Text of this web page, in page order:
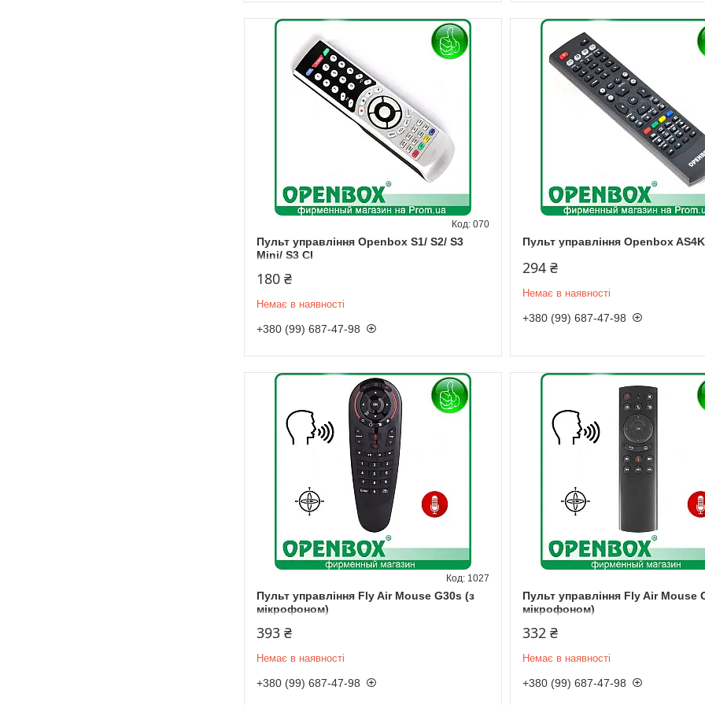
Пульт управління Openbox S1/ S2/ S3
Mini/ S3 CI
070
180 ₴
Немає в наявності
+380 (99) 687-47-98
Пульт управління Openbox AS4K
294 ₴
Немає в наявності
+380 (99) 687-47-98
Пульт управління Fly Air Mouse G30s (з
мікрофоном)
1027
393 ₴
Немає в наявності
+380 (99) 687-47-98
Пульт управління Fly Air Mouse
мікрофоном)
332 ₴
Немає в наявності
+380 (99) 687-47-98